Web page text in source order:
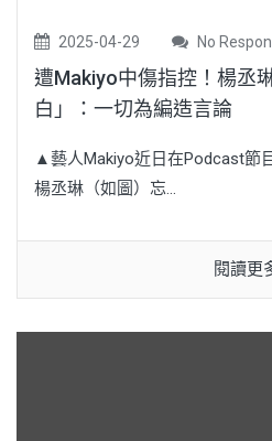
2025-04-29 No
遭Makiyo中傷指控！楊丞
白」：一切為編造言論
▲藝人Makiyo近日在Podcast節
楊丞琳（如圖）忘...
閱讀更